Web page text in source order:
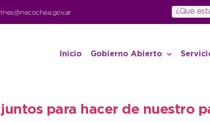
Inicio Gobierno Abierto
para hacer de nuestro